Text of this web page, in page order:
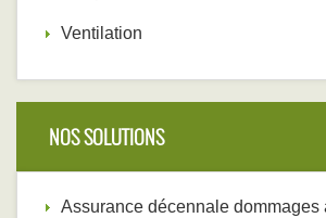
Ventilation
NOS SOLUTIONS
Assurance décennale dommages